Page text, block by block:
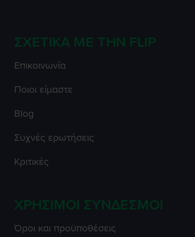
ΣΧΕΤΙΚΆ ΜΕ ΤΗΝ FLIP
Επικοινωνία
Ποιοι είμαστε
Blog
Συχνές ερωτήσεις
Κριτικές
ΧΡΉΣΙΜΟΙ ΣΎΝΔΕΣΜΟΙ
Όροι και προϋποθέσεις